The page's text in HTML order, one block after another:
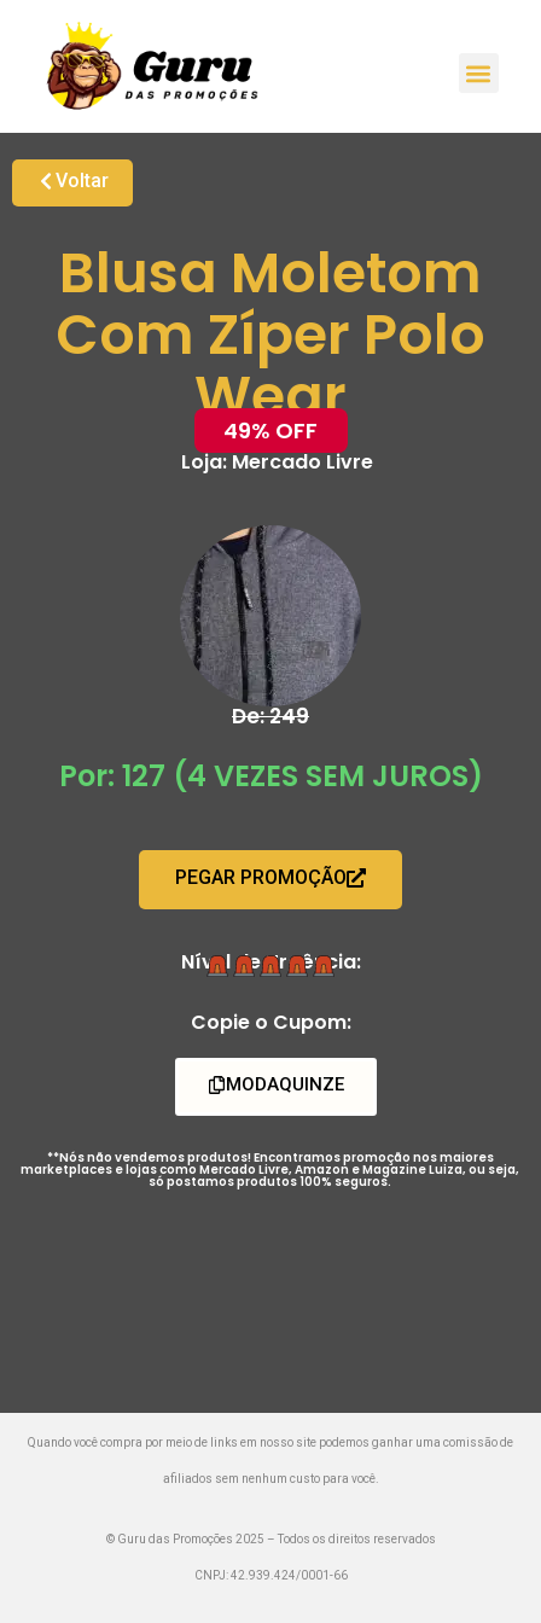
Voltar
Blusa Moletom
Com Zíper Polo
Wear
49% OFF
Loja:Mercado Livre
De: 249
Por: 127 (4 VEZES SEM JUROS)
PEGAR PROMOÇÃO
Nível de Urgência:
Copie o Cupom:
MODAQUINZE
**Nós não vendemos produtos! Encontramos promoção nos maiores
marketplaces e lojas como Mercado Livre, Amazon e Magazine Luiza, ou seja,
só postamos produtos 100% seguros.
Quando você compra por meio de links em nosso site podemos ganhar uma comissão de
afiliados sem nenhum custo para você.
© Guru das Promoções 2025 – Todos os direitos reservados
CNPJ: 42.939.424/0001-66